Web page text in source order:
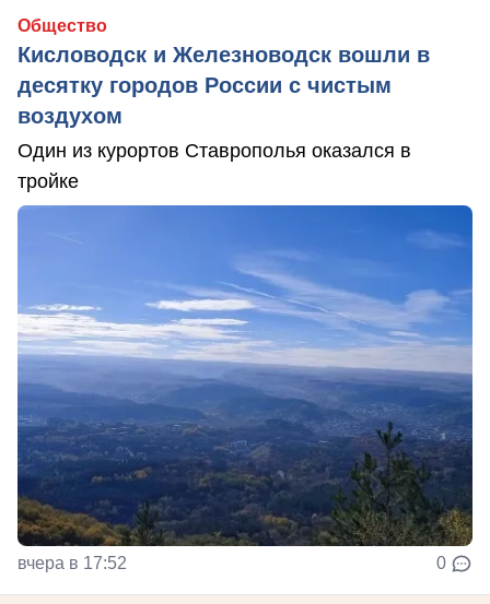
Общество
Кисловодск и Железноводск вошли в
десятку городов России с чистым
воздухом
Один из курортов Ставрополья оказался в
тройке
вчера в 17:52 0